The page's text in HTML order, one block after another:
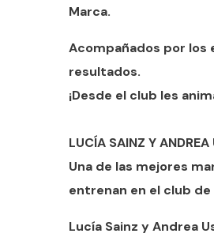
Marca.
Acompañados por los
resultados.
¡Desde el club les
LUCÍA SAINZ Y ANDREA
Una de las mejores
entrenan en el club
Lucía Sainz y Andrea